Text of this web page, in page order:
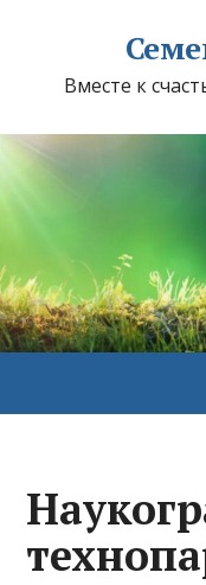
Вместе к